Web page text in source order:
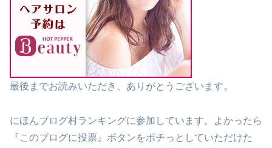
最後までお読みいただき、ありがとうございます。
にほんブログ村ランキングに参加しています。よかったら
『このブログに投票』ボタンをポチっとしていただけた